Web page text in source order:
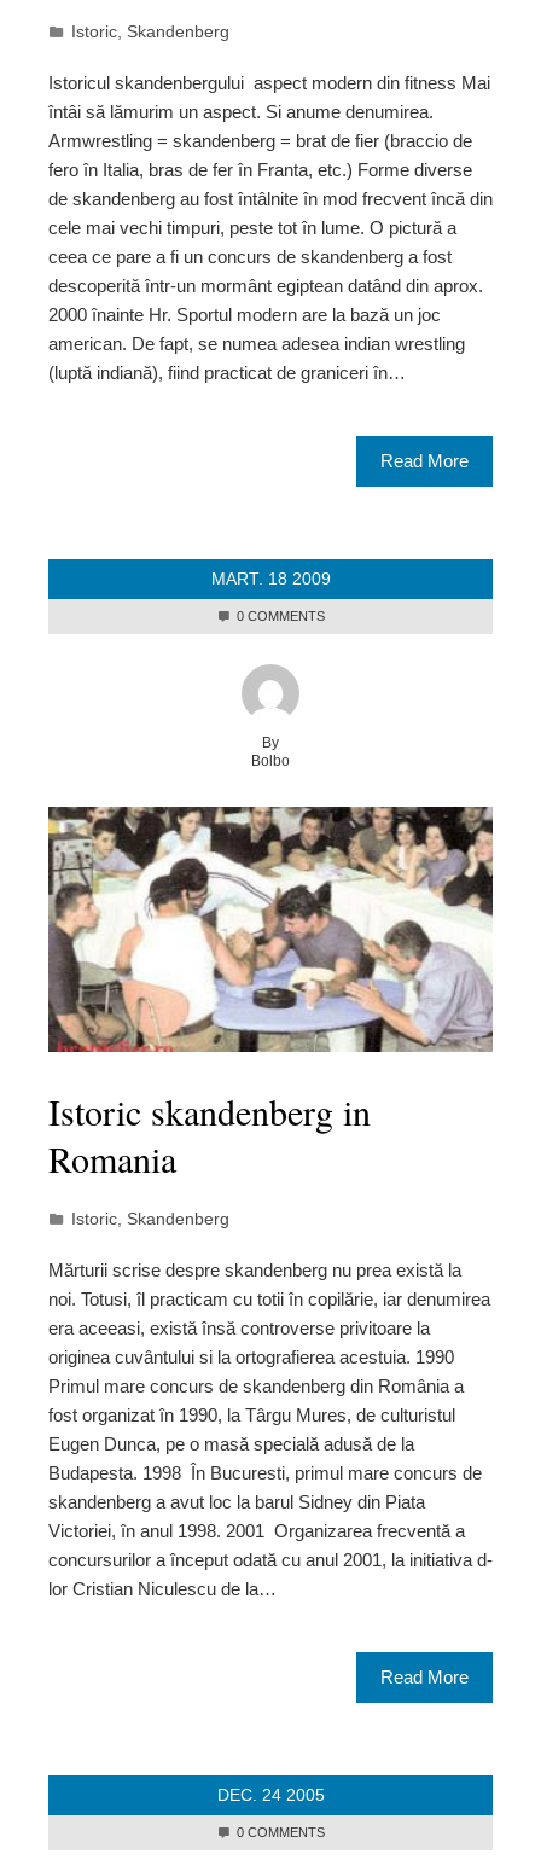
Istoric, Skandenberg
Istoricul skandenbergului  aspect modern din fitness Mai
întâi să lămurim un aspect. Si anume denumirea.
Armwrestling = skandenberg = brat de fier (braccio de
fero în Italia, bras de fer în Franta, etc.) Forme diverse
de skandenberg au fost întâlnite în mod frecvent încă din
cele mai vechi timpuri, peste tot în lume. O pictură a
ceea ce pare a fi un concurs de skandenberg a fost
descoperită într-un mormânt egiptean datând din aprox.
2000 înainte Hr. Sportul modern are la bază un joc
american. De fapt, se numea adesea indian wrestling
(luptă indiană), fiind practicat de graniceri în…
Read More
MART. 18 2009
0 COMMENTS
By
Bolbo
Istoric skandenberg in
Romania
Istoric Skandenberg
Mărturii scrise despre skandenberg nu prea există la
noi. Totusi, îl practicam cu totii în copilărie, iar denumirea
era aceeasi, există însă controverse privitoare la
originea cuvântului si la ortografierea acestuia. 1990 
Primul mare concurs de skandenberg din România a
fost organizat în 1990, la Târgu Mures, de culturistul
Eugen Dunca, pe o masă specială adusă de la
Budapesta. 1998  În Bucuresti, primul mare concurs de
skandenberg a avut loc la barul Sidney din Piata
Victoriei, în anul 1998. 2001  Organizarea frecventă a
concursurilor a început odată cu anul 2001, la initiativa d-
lor Cristian Niculescu de la…
Read More
DEC. 24 2005
0 COMMENTS